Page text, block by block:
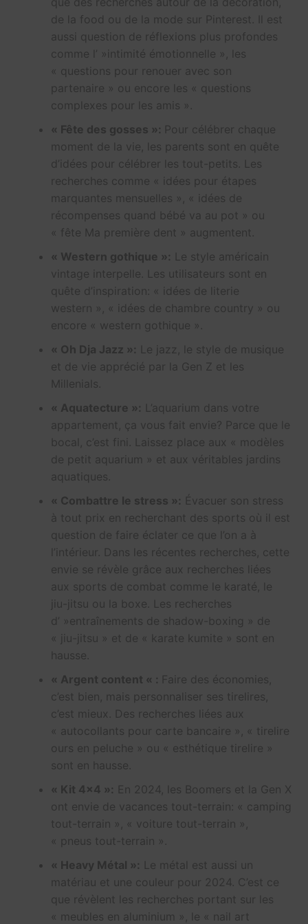
de la food ou de la mode sur Pinterest. Il est
aussi question de réflexions plus profondes
comme l’ »intimité émotionnelle », les
« questions pour renouer avec son
partenaire » ou encore les « questions
complexes pour les amis ».
« Fête des gosses »: Pour célébrer chaque
moment de la vie, les parents sont en quête
d’idées pour célébrer les tout-petits. Les
recherches comme « idées pour étapes
marquantes mensuelles », « idées de
récompenses quand bébé va au pot » ou
« fête Ma première dent » augmentent.
« Western gothique »: Le style américain
vintage interpelle. Les utilisateurs sont en
quête d’inspiration: « idées de literie
western », « idées de chambre country » ou
encore « western gothique ».
« Oh Dja Jazz »: Le jazz, le style de musique
et de vie apprécié par la Gen Z et les
Millenials.
« Aquatecture »: L’aquarium dans votre
appartement, ça vous fait envie? Parce que le
bocal, c’est fini. Laissez place aux « modèles
de petit aquarium » et aux véritables jardins
aquatiques.
« Combattre le stress »: Évacuer son stress
à tout prix en recherchant des sports où il est
question de faire éclater ce que l’on a à
l’intérieur. Dans les récentes recherches, cette
envie se révèle grâce aux recherches liées
aux sports de combat comme le karaté, le
jiu-jitsu ou la boxe. Les recherches
d’ »entraînements de shadow-boxing » de
« jiu-jitsu » et de « karate kumite » sont en
hausse.
« Argent content « : Faire des économies,
c’est bien, mais personnaliser ses tirelires,
c’est mieux. Des recherches liées aux
« autocollants pour carte bancaire », « tirelire
ours en peluche » ou « esthétique tirelire »
sont en hausse.
« Kit 4×4 »: En 2024, les Boomers et la Gen X
ont envie de vacances tout-terrain: « camping
tout-terrain », « voiture tout-terrain »,
« pneus tout-terrain ».
« Heavy Métal »: Le métal est aussi un
matériau et une couleur pour 2024. C’est ce
que révèlent les recherches portant sur les
« meubles en aluminium », le « nail art